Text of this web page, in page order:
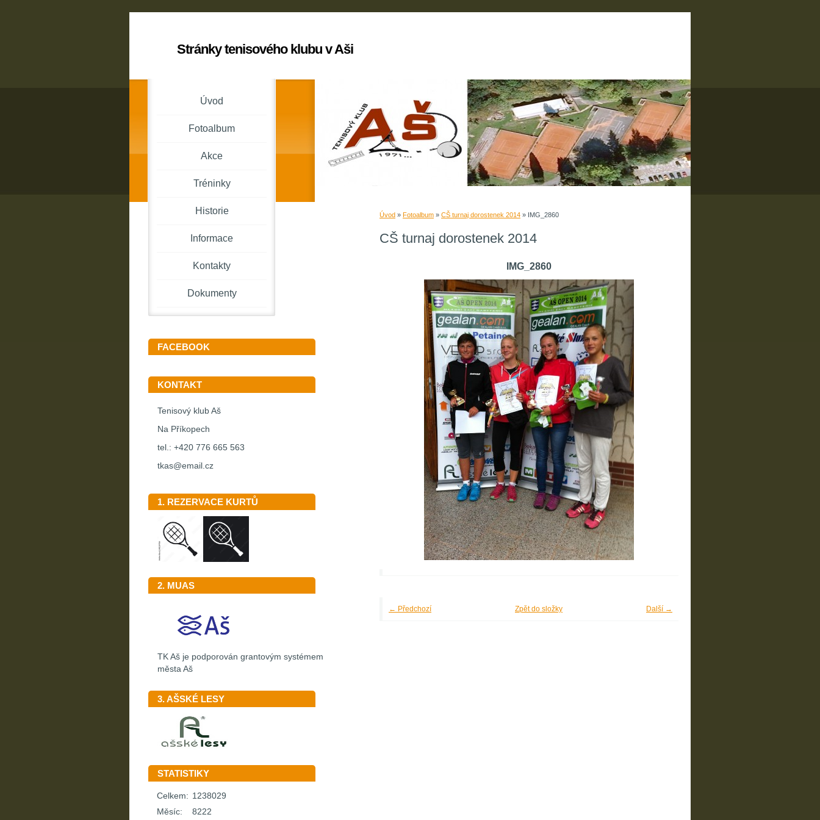
Stránky tenisového klubu v Aši
Úvod » Fotoalbum » CŠ turnaj dorostenek 2014 » IMG_2860
CŠ turnaj dorostenek 2014
IMG_2860
← Předchozí Další →
Zpět do složky
Úvod
Fotoalbum
Akce
Tréninky
Historie
Informace
Kontakty
Dokumenty
FACEBOOK
KONTAKT
Tenisový klub Aš
Na Příkopech
tel.: +420 776 665 563
tkas@email.cz
1. REZERVACE KURTŮ
2. MUAS
TK Aš je podporován grantovým systémem
města Aš
3. AŠSKÉ LESY
STATISTIKY
Celkem: 1238029
Měsíc:
8222